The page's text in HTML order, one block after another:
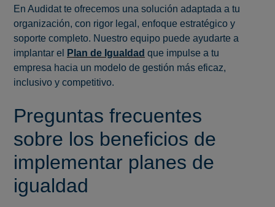
En Audidat te ofrecemos una solución adaptada a tu
organización, con rigor legal, enfoque estratégico y
soporte completo. Nuestro equipo puede ayudarte a
implantar el
Plan de Igualdad que impulse a tu
empresa hacia un modelo de gestión más eficaz,
inclusivo y competitivo.
Preguntas frecuentes
sobre los beneficios de
implementar planes de
igualdad